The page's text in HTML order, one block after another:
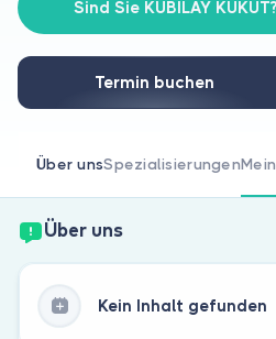
Sind Sie KUBİLAY KUKUT?
Termin buchen
Über unsSpezialisierungen
Über uns
Kein Inhalt gefunden